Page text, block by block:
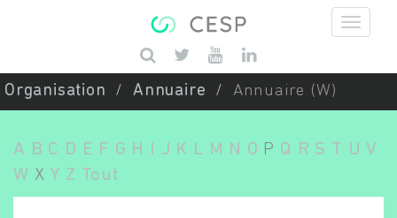
Saisissez vos mots-clés
Organisation Annuaire Annuaire (W)
A B C D E F G H J K L M N O P Q R S T U V
W X Y Z Tout